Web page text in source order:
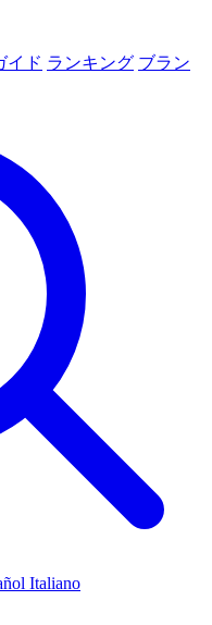
イド ランキング ブラン
Italiano